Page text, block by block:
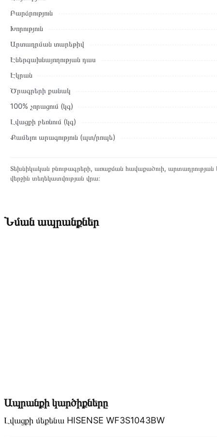
բնութագրերը և կարծիքները:
վերադարձը կատարվում է 14 օրվա ընթացքում:
Բարձրություն
Խորություն
Արտադրման տարեթիվ
Էներգախնայողության դաս
Էկրան
Ծրագրերի քանակ
100% չորացում (կգ)
Լվացքի բեռնում (կգ)
Քամելու արագություն (պտ/րոպե)
Տեխնիկական բնութագրերի, առաքման հավաքածուի,
վերջին տեղեկատվության վրա։
Նման ապրանքներ
Ապրանքի կարծիքները
Լվացքի մեքենա HISENSE WF3S1043BW